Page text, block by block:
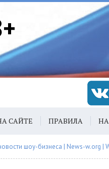
САЙТЕ ПРАВИЛА
шоу-бизнеса | News-w.org |